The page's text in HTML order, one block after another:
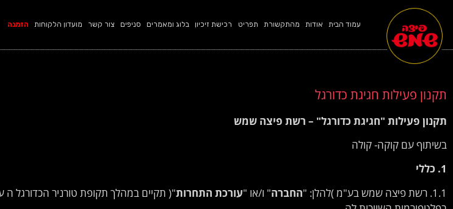
עמוד הבית אודות מהתקשורת תפריט רכישת זיכיון בלוג ומאמרים סניפים צור קשר מועדון הלקוחות הזמנה
תקנון פעילות חגיגת כדורגל
תקנון פעילות "חגיגת כדורגל"
– רשת פיצה שמש
בשיתוף עם קוקה- קולה
1. כללי
1.1. רשת פיצה שמש בע"מ )להלן: "
החברה" ו/או "עורכת התחרות"( תקיים במהלך תקופת טורניר הכדורגל ה